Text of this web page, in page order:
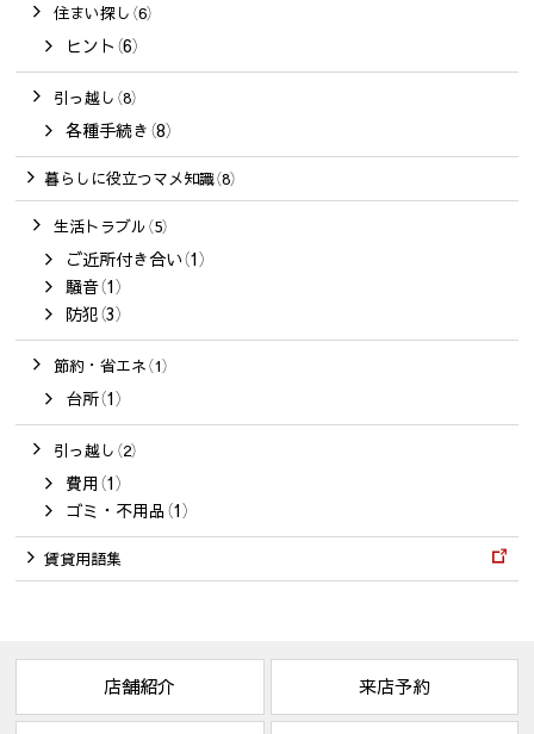
住まい探し（6）
ヒント（6）
引っ越し（8）
各種手続き（8）
暮らしに役立つマメ知識（8）
生活トラブル（5）
ご近所付き合い（1）
騒音（1）
防犯（3）
節約・省エネ（1）
台所（1）
引っ越し（2）
費用（1）
ゴミ・不用品（1）
賃貸用語集
店舗紹介 来店予約